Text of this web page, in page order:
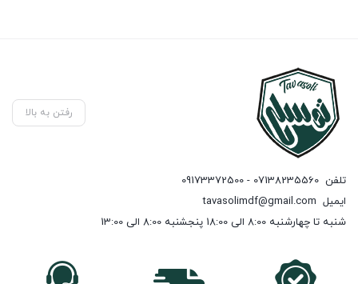
رفتن به بالا
تلفن 07138235560 - 09173372500
ایمیل tavasolimdf@gmail.com
شنبه تا چهارشنبه 8:00 الی 18:00 پنجشنبه 8:00 الی 13:00